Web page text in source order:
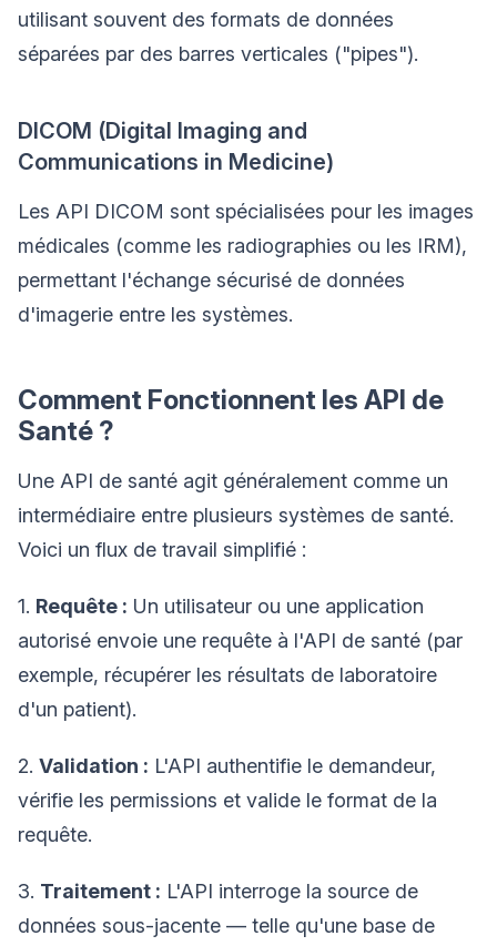
utilisant souvent des formats de données
séparées par des barres verticales ("pipes").
DICOM (Digital Imaging and
Communications in Medicine)
Les API DICOM sont spécialisées pour les images
médicales (comme les radiographies ou les IRM),
permettant l'échange sécurisé de données
d'imagerie entre les systèmes.
Comment Fonctionnent les API de
Santé ?
Une API de santé agit généralement comme un
intermédiaire entre plusieurs systèmes de santé.
Voici un flux de travail simplifié :
1. Requête : Un utilisateur ou une application
autorisé envoie une requête à l'API de santé (par
exemple, récupérer les résultats de laboratoire
d'un patient).
2. Validation : L'API authentifie le demandeur,
vérifie les permissions et valide le format de la
requête.
3. Traitement : L'API interroge la source de
données sous-jacente — telle qu'une base de